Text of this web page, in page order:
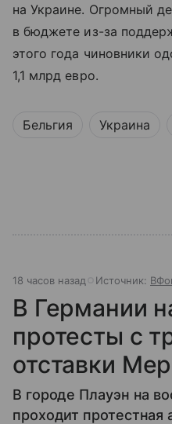
на Украине. Огромный
в бюджете из-за
этого года чиновники
1,1 млрд евро.
Бельгия Украина
18 часов назад Источник:
В Германии
протесты с
отставки
В городе Плауэн на
проходит протестная